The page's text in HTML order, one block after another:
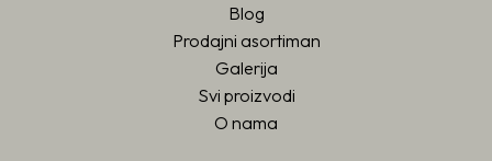
Blog
Prodajni asortiman
Galerija
Svi proizvodi
O nama